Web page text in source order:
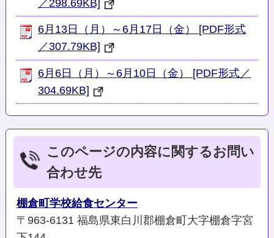
／298.69KB]
6月13日（月）～6月17日（金） [PDF形式
／307.79KB]
6月6日（月）～6月10日（金） [PDF形式／
304.69KB]
このページの内容に関するお問い
合わせ先
棚倉町学校給食センター
〒963-6131 福島県東白川郡棚倉町大字棚倉字宮